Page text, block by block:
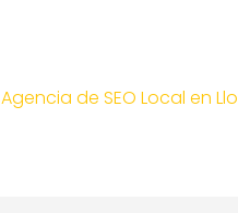
Agencia de SEO Local en